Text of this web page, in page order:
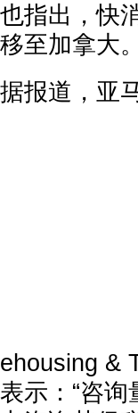
也指出，快
移至加拿大。
据报道，亚
ehousing &
表示：“咨